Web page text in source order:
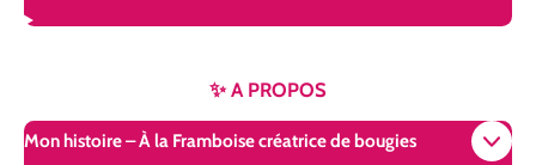
✨ A PROPOS
Mon histoire – À la Framboise créatrice de bougies